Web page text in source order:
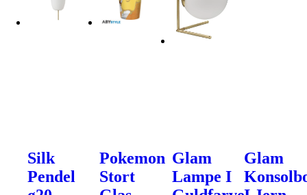
Silk
Pendel
Pokemon
Stort
Glam
Lampe I
Glam